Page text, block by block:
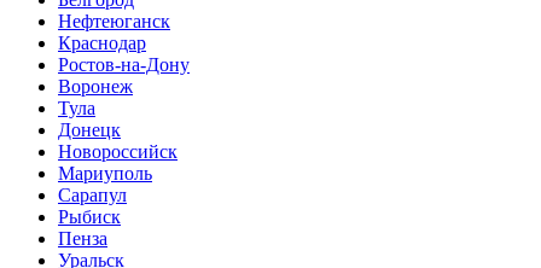
Нефтеюганск
Краснодар
Ростов-на-Дону
Воронеж
Тула
Донецк
Новороссийск
Мариуполь
Сарапул
Рыбиск
Пенза
Уральск